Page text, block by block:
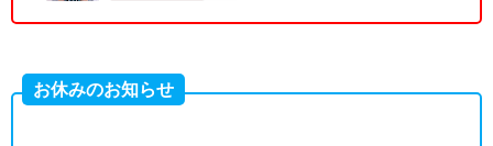
お休みのお知らせ